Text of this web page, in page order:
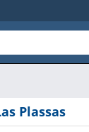
Plassas